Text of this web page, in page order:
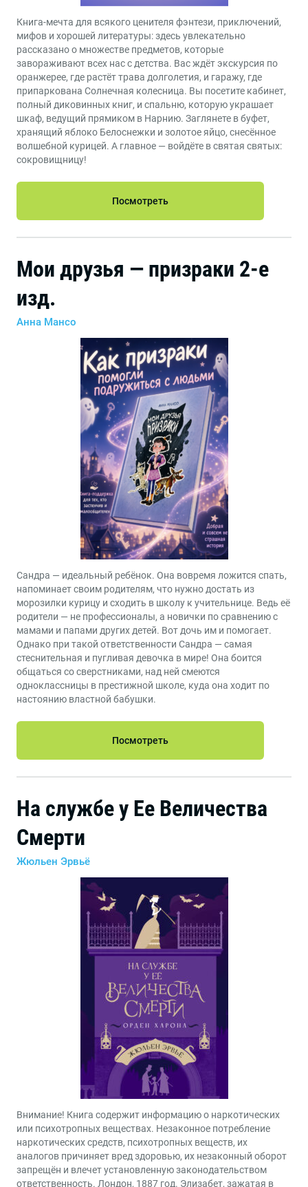
Книга-мечта для всякого ценителя фэнтези, приключений,
мифов и хорошей литературы: здесь увлекательно
рассказано о множестве предметов, которые
завораживают всех нас с детства. Вас ждёт экскурсия по
оранжерее, где растёт трава долголетия, и гаражу, где
припаркована Солнечная колесница. Вы посетите кабинет,
полный диковинных книг, и спальню, которую украшает
шкаф, ведущий прямиком в Нарнию. Заглянете в буфет,
хранящий яблоко Белоснежки и золотое яйцо, снесённое
волшебной курицей. А главное — войдёте в святая святых:
сокровищницу!
Посмотреть
Мои друзья — призраки 2-е
изд.
Анна Мансо
Сандра — идеальный ребёнок. Она вовремя ложится спать,
напоминает своим родителям, что нужно достать из
морозилки курицу и сходить в школу к учительнице. Ведь её
родители — не профессионалы, а новички по сравнению с
мамами и папами других детей. Вот дочь им и помогает.
Однако при такой ответственности Сандра — самая
стеснительная и пугливая девочка в мире! Она боится
общаться со сверстниками, над ней смеются
одноклассницы в престижной школе, куда она ходит по
настоянию властной бабушки.
Посмотреть
На службе у Ее Величества
Смерти
Жюльен Эрвьё
Внимание! Книга содержит информацию о наркотических
или психотропных веществах. Незаконное потребление
наркотических средств, психотропных веществ, их
аналогов причиняет вред здоровью, их незаконный оборот
запрещён и влечет установленную законодательством
ответственность. Лондон, 1887 год. Элизабет, зажатая в